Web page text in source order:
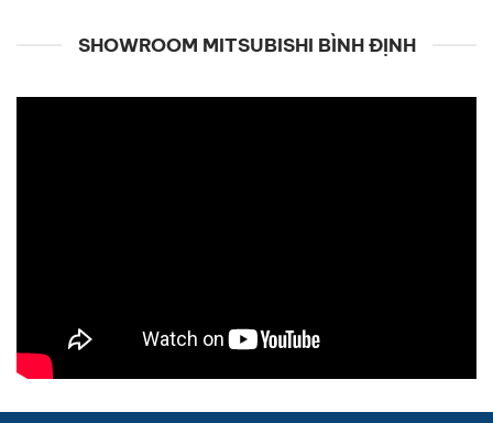
SHOWROOM MITSUBISHI BÌNH ĐỊNH